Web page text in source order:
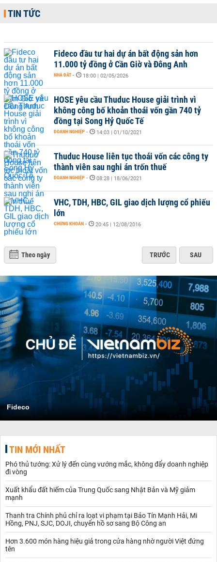
TIN TỨC
Fideco đầu tư hai dự án bất động sản hơn
11.000 tỷ đồng ở Cần Giờ và Đông Anh
NHÀ ĐẤT - 18:00 | 02/05/2026
HOSE yêu cầu Thuduc House giải trình vì
không công bố khoản thoái vốn gần 740 tỷ
đồng tại Song Hỷ Quốc Tế
DOANH NGHIỆP - 14:03 | 01/10/2021
Thuduc House liên tục thoái vốn các công ty
thành viên sau nghi án trốn thuế
DOANH NGHIỆP - 08:28 | 18/06/2021
VHC, TDH, HBC, GIL giao dịch lượng cổ phiếu
lớn
CHỨNG KHOÁN - 20:45 | 12/08/2016
Theo ngày TRƯỚC SAU
Fideco
TIN MỚI NHẤT
Phó thủ tướng: Xử lý đến cùng vướng mắc, không đẩy doanh nghiệp
đi vòng
Xuất khẩu đất hiếm của Trung Quốc sang Nhật Bản và Mỹ giảm
mạnh
Thanh tra Chính phủ chỉ ra loạt vi phạm tại Bảo Tín Mạnh Hải, Mi
Hồng, PNJ, SJC, DOJI, chuyển hồ sơ sang Bộ Công an
Hơn 3.600 món hàng hiệu giả trong cửa hàng nhờ người Việt đứng
tên